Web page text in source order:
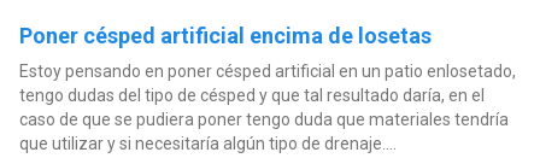
Poner césped artificial encima de losetas
Estoy pensando en poner césped artificial en un patio enlosetado,
tengo dudas del tipo de césped y que tal resultado daría, en el
caso de que se pudiera poner tengo duda que materiales tendría
que utilizar y si necesitaría algún tipo de drenaje....